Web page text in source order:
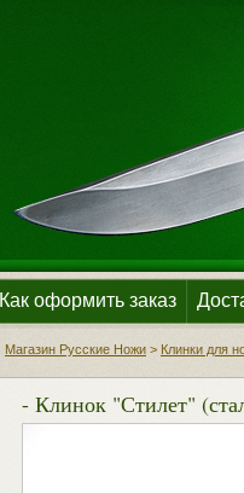
Как оформить заказ
Магазин Русские Ножи > Клинки для
- Клинок "Стилет"